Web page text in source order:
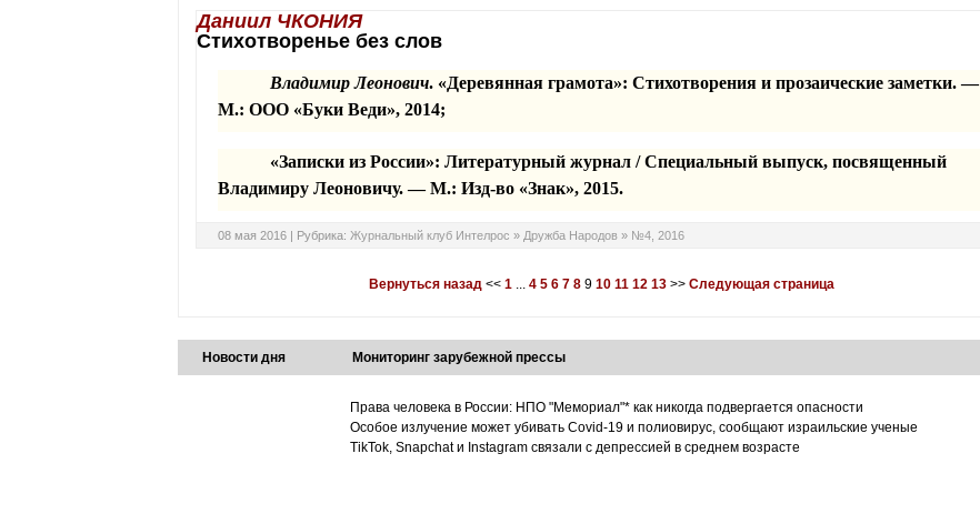
Даниил ЧКОНИЯ
Стихотворенье без слов
ВладимирЛеонович. «Деревянная грамота»: Стихотворения и прозаические заметки. —
М.: ООО «Буки Веди», 2014;
«Записки из России»: Литературный журнал / Специальный выпуск, посвященный
Владимиру Леоновичу. — М.: Изд-во «Знак», 2015.
08 мая 2016 | Рубрика: Журнальный клуб Интелрос » Дружба Народов» №4, 2016
Вернуться назад << 1 ... 4 5 6 7 8 9 10 11 12 13 >> Следующая страница
Новости дня Мониторинг зарубежной прессы
Права человека в России: НПО "Мемориал"* как никогда подвергается опасности
Особое излучение может убивать Covid-19 и полиовирус, сообщают израильские ученые
TikTok, Snapchat и Instagram связали с депрессией в среднем возрасте